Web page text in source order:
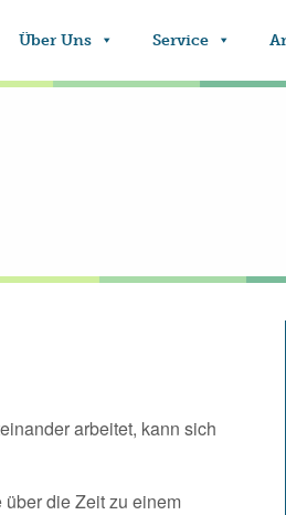
Über Uns Service
arbeitet, kann sich
die Zeit zu einem